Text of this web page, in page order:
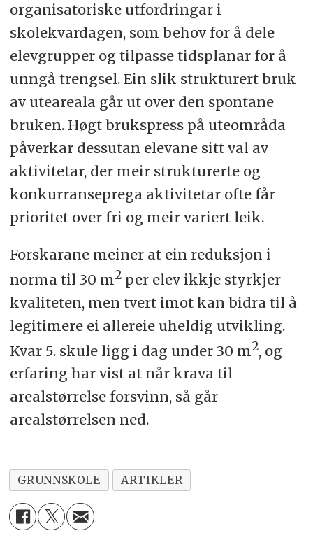
organisatoriske utfordringar i
skolekvardagen, som behov for å dele
elevgrupper og tilpasse tidsplanar for å
unngå trengsel. Ein slik strukturert bruk
av uteareala går ut over den spontane
bruken. Høgt brukspress på uteområda
påverkar dessutan elevane sitt val av
aktivitetar, der meir strukturerte og
konkurranseprega aktivitetar ofte får
prioritet over fri og meir variert leik.
Forskarane meiner at ein reduksjon i
norma til 30 m2per elev ikkje styrkjer
kvaliteten, men tvert imot kan bidra til å
legitimere ei allereie uheldig utvikling.
Kvar 5. skule ligg i dag under 30 m2, og
erfaring har vist at når krava til
arealstørrelse forsvinn, så går
arealstørrelsen ned.
GRUNNSKOLE ARTIKLER